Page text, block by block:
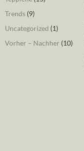
Trends (9)
Uncategorized (1)
Vorher – Nachher (10)